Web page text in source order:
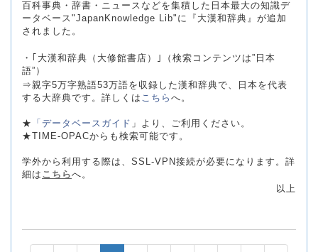
百科事典・辞書・ニュースなどを集積した日本最大の知識デ
ータベース"JapanKnowledge Lib"に『大漢和辞典』が追加
されました。
・｢大漢和辞典（大修館書店）｣（検索コンテンツは”日本
語”）
⇒親字5万字熟語53万語を収録した漢和辞典で、日本を代表
する大辞典です。詳しくは こちら へ。
★ 「データベースガイ ド 」より、ご利用ください。
★TIME-OPACからも検索可能です。
学外から利用する際は、SSL-VPN接続が必要になります。詳
細は こちらへ。
以上